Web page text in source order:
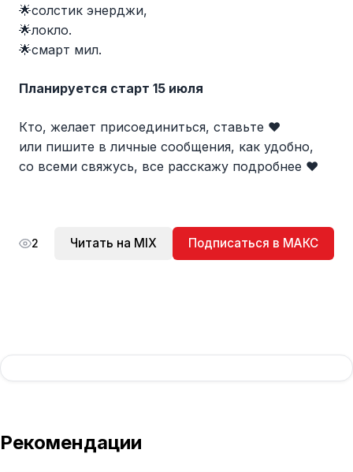
🌟солстик энерджи,
🌟локло.
🌟смарт мил.
Планируется старт 15 июля
Кто, желает присоединиться, ставьте ❤️
или пишите в личные сообщения, как удобно,
со всеми свяжусь, все расскажу подробнее ❤️
2 Читать на MIX Подписаться в МАКС
Рекомендации